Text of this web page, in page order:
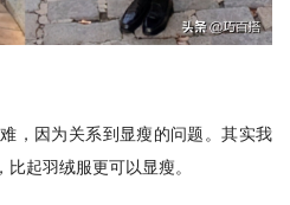
，因为关系到显瘦的问题。其实我
起羽绒服更可以显瘦。